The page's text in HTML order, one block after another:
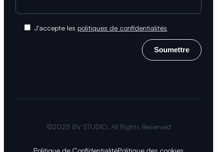
J'accepte les politiques de confidentialités
©2025 BV STUDIO, All Rights Reserved
Politique de ConfidentialitéPolitique des cookies